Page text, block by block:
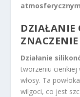
DZIAŁANIE
ZNACZENIE
Działanie
tworzeniu
włosy. Ta
wilgoci, co jest